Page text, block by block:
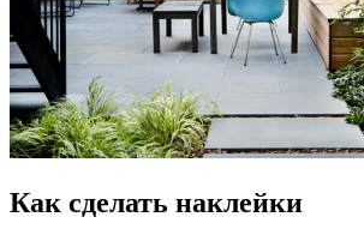
Как сделать наклейки